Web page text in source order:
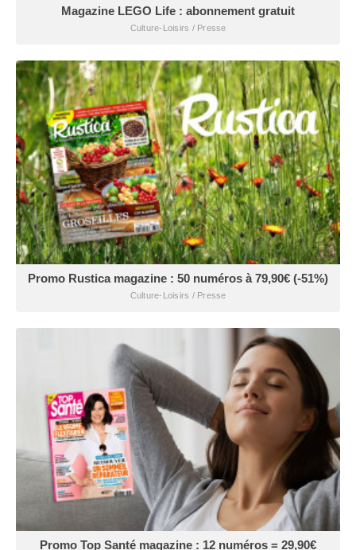
Magazine LEGO Life : abonnement gratuit
Culture-Loisirs / Presse
Promo Rustica magazine : 50 numéros à 79,90€ (-51%)
Culture-Loisirs / Presse
Promo Top Santé magazine : 12 numéros = 29,90€